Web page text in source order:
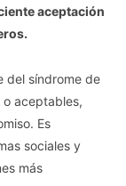
aceptación
del síndrome de
o aceptables,
Es
sociales y
más